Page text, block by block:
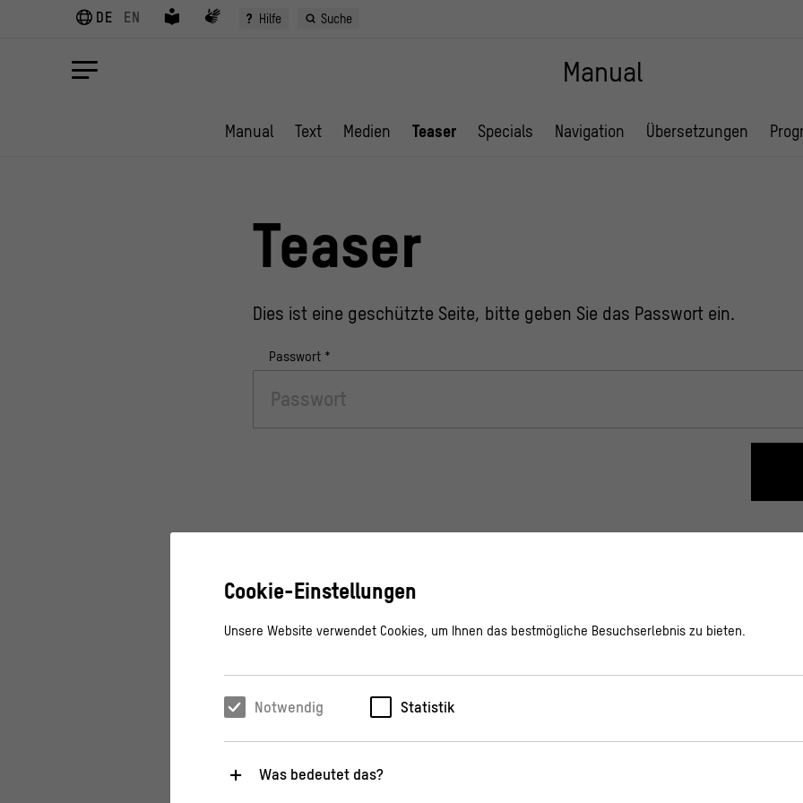
DE EN ? Hilfe Suche
Manual
Manual Text Medien Teaser Specials Navigation Übersetzungen
Teaser
Dies ist eine geschützte Seite, bitte geben Sie das Passwort ein.
Passwort *
Cookie-Einstellungen
Unsere Website verwendet Cookies, um Ihnen das bestmögliche Besuchserlebnis zu bieten.
Notwendig Statistik
Was bedeutet das?